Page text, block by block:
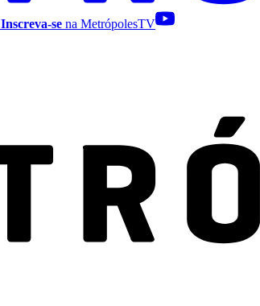
Inscreva-se na MetrópolesTV